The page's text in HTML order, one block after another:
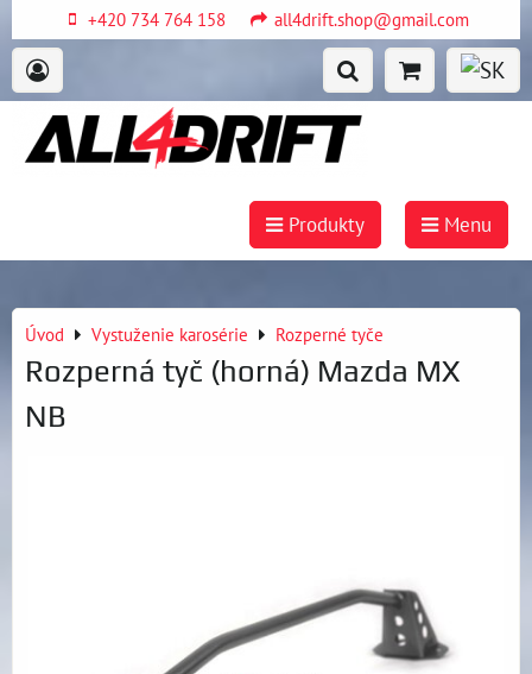
+420 734 764 158 all4drift.shop@gmail.com
Produkty Menu
Úvod Vystuženie karosérie Rozperné tyče
Rozperná tyč (horná) Mazda MX
NB